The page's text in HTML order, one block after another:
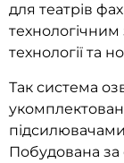
для театрів
технології та
Так система
підсилювачами
Побудована